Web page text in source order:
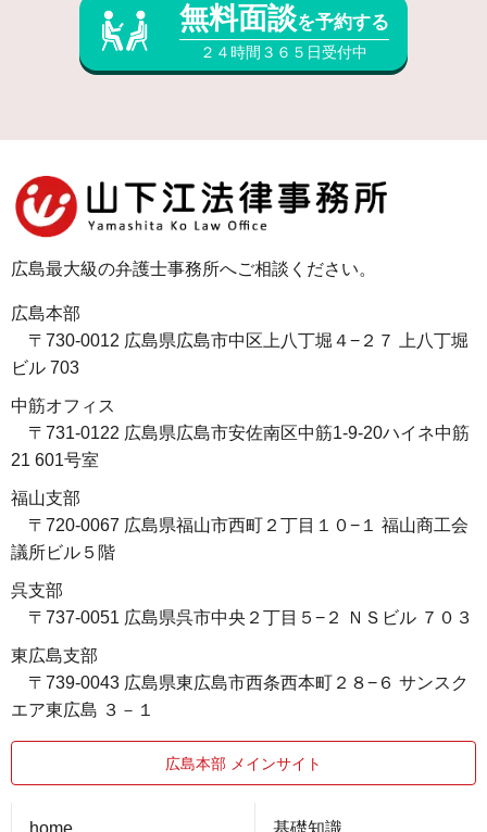
無料面談を予約する
２４時間３６５日受付中
広島最大級の弁護士事務所へご相談ください。
広島本部
〒730-0012 広島県広島市中区上八丁堀４−２７ 上八丁堀
ビル 703
中筋オフィス
〒731-0122 広島県広島市安佐南区中筋1-9-20ハイネ中筋
21 601号室
福山支部
〒720-0067 広島県福山市西町２丁目１０−１ 福山商工会
議所ビル５階
呉支部
〒737-0051 広島県呉市中央２丁目５−２ ＮＳビル ７０３
東広島支部
〒739-0043 広島県東広島市西条西本町２８−６ サンスク
エア東広島 ３－１
広島本部 メインサイト
home 基礎知識